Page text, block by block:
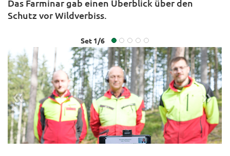
Das Farminar gab einen Überblick über den
Schutz vor Wildverbiss.
Set 1/6
« »